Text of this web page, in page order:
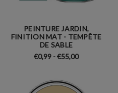
PEINTURE JARDIN,
FINITION MAT - TEMPÊTE
DE SABLE
€0,99 - €55,00